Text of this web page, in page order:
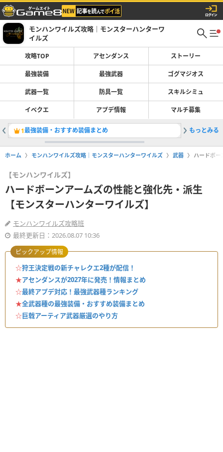
モンハンワイルズ攻略｜モンスターハンターワ
イルズ
攻略TOP アセンダンス ストーリー
最強装備 最強武器 ゴグマジオス
武器一覧 防具一覧 スキルシミュ
イベクエ アプデ情報 マルチ募集
1最強装備・おすすめ装備まとめ 2巨戟ア
もっとみる
ホーム モンハンワイルズ攻略｜モンスターハンターワイルズ 武器 ハードボー
【モンハンワイルズ】
ハードボーンアームズの性能と強化先・派生
【モンスターハンターワイルズ】
モンハンワイルズ攻略班
最終更新日：2026.08.07 10:36
☆狩王決定戦の新チャレクエ2種が配信！
★アセンダンスが2027年に発売！情報まとめ
☆最終アプデ対応！最強武器種ランキング
★全武器種の最強装備・おすすめ装備まとめ
☆巨戟アーティア武器厳選のやり方
ピックアップ情報